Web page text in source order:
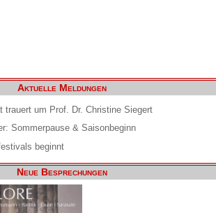
Aktuelle Meldungen
trauert um Prof. Dr. Christine Siegert
Sommerpause & Saisonbeginn
beginnt
Neue Besprechungen